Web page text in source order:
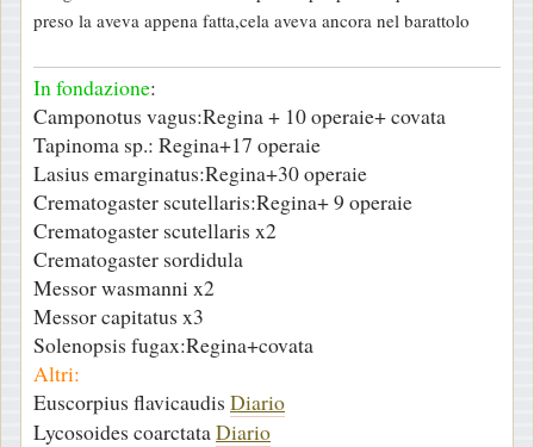
s
g
g
i
o
preso la aveva appena fatta,cela aveva ancora nel barattolo
In fondazione:
Camponotus vagus:Regina + 10 operaie+ covata
Tapinoma sp.: Regina+17 operaie
Lasius emarginatus:Regina+30 operaie
Crematogaster scutellaris:Regina+ 9 operaie
Crematogaster scutellaris x2
Crematogaster sordidula
Messor wasmanni x2
Messor capitatus x3
Solenopsis fugax:Regina+covata
Altri:
Euscorpius flavicaudis Diario
Lycosoides coarctataDiario